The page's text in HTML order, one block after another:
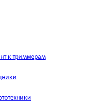
к триммерам